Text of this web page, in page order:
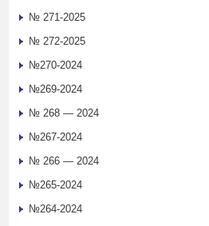
№ 271-2025
№ 272-2025
№270-2024
№269-2024
№ 268 — 2024
№267-2024
№ 266 — 2024
№265-2024
№264-2024